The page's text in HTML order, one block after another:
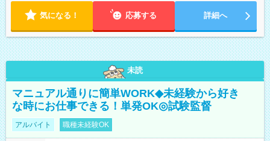
気になる！ 応募する 詳細へ
未読
マニュアル通りに簡単WORK◆未経験から好き
な時にお仕事できる！単発OK◎試験監督
アルバイト 職種未経験OK